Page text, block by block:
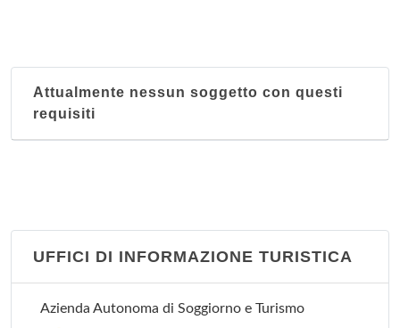
Attualmente nessun soggetto con questi
requisiti
UFFICI DI INFORMAZIONE TURISTICA
Azienda Autonoma di Soggiorno e Turismo